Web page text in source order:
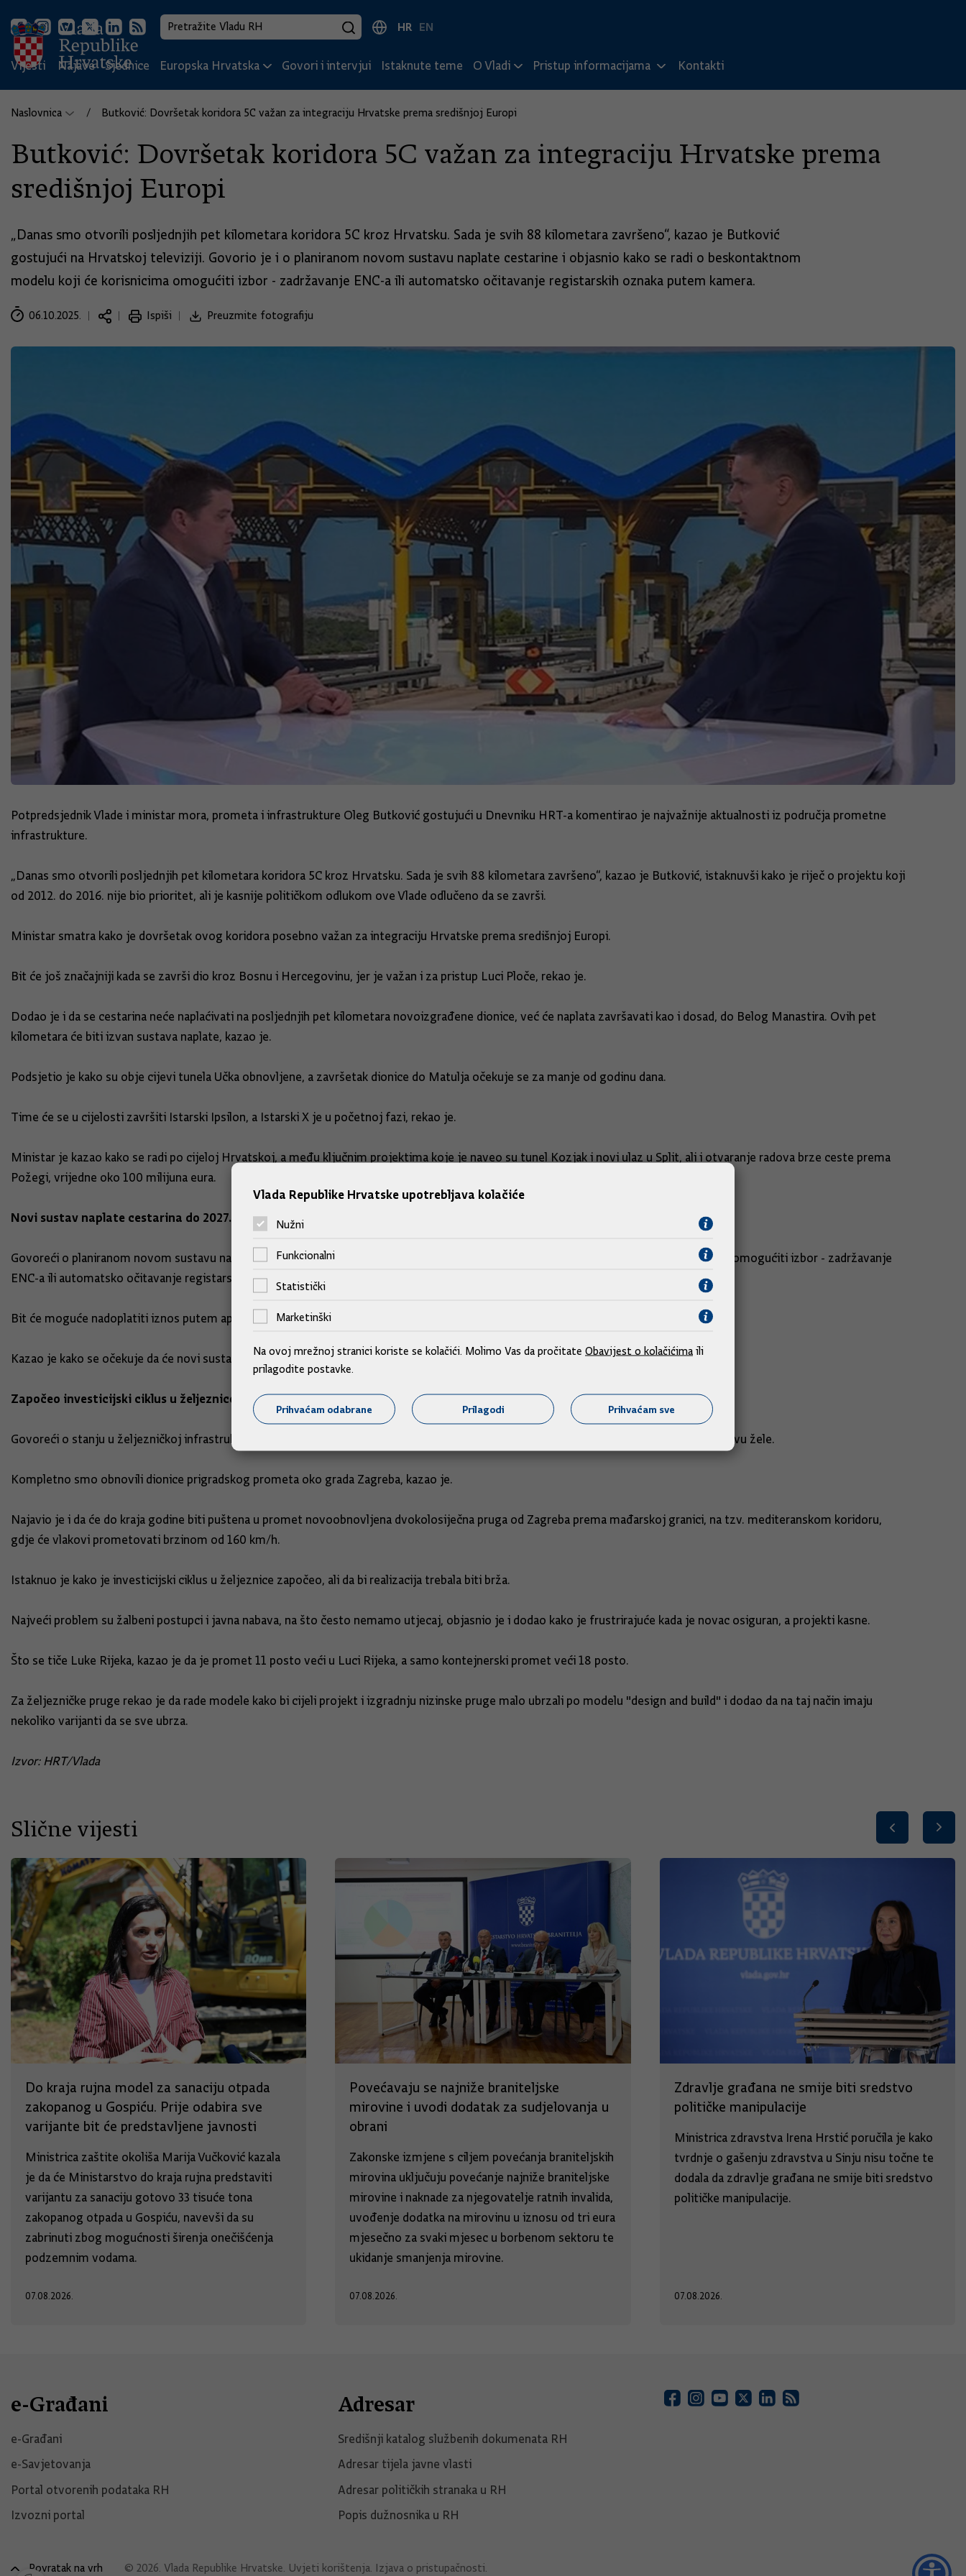
HR EN
Vijesti Najave Sjednice Europska Hrvatska Govori i intervjui Istaknute teme O Vladi Pristup informacijama Kontakti
Naslovnica Butković: Dovršetak koridora 5C važan za integraciju Hrvatske prema središnjoj Europi
Butković: Dovršetak koridora 5C važan za integraciju Hrvatske prema
središnjoj Europi
„Danas smo otvorili posljednjih pet kilometara koridora 5C kroz Hrvatsku. Sada je svih 88 kilometara završeno“, kazao je Butković
gostujući na Hrvatskoj televiziji. Govorio je i o planiranom novom sustavu naplate cestarine i objasnio kako se radi o beskontaktnom
modelu koji će korisnicima omogućiti izbor - zadržavanje ENC-a ili automatsko očitavanje registarskih oznaka putem kamera.
06.10.2025. Ispiši Preuzmite fotografiju
Potpredsjednik Vlade i ministar mora, prometa i infrastrukture Oleg Butković gostujući u Dnevniku HRT-a komentirao je najvažnije aktualnosti iz područja prometne
infrastrukture.
„Danas smo otvorili posljednjih pet kilometara koridora 5C kroz Hrvatsku. Sada je svih 88 kilometara završeno“, kazao je Butković, istaknuvši kako je riječ o projektu koji
od 2012. do 2016. nije bio prioritet, ali je kasnije političkom odlukom ove Vlade odlučeno da se završi.
Ministar smatra kako je dovršetak ovog koridora posebno važan za integraciju Hrvatske prema središnjoj Europi.
Bit će još značajniji kada se završi dio kroz Bosnu i Hercegovinu, jer je važan i za pristup Luci Ploče, rekao je.
Dodao je i da se cestarina neće naplaćivati na posljednjih pet kilometara novoizgrađene dionice, već će naplata završavati kao i dosad, do Belog Manastira. Ovih pet
kilometara će biti izvan sustava naplate, kazao je.
Podsjetio je kako su obje cijevi tunela Učka obnovljene, a završetak dionice do Matulja očekuje se za manje od godinu dana.
Time će se u cijelosti završiti Istarski Ipsilon, a Istarski X je u početnoj fazi, rekao je.
Ministar je kazao kako se radi po cijeloj Hrvatskoj, a među ključnim projektima koje je naveo su tunel Kozjak i novi ulaz u Split, ali i otvaranje radova brze ceste prema
Požegi, vrijedne oko 100 milijuna eura.
Novi sustav naplate cestarina do 2027.
Govoreći o planiranom novom sustavu naplate cestarine, Butković je pojasnio kako se radi o beskontaktnom modelu koji će korisnicima omogućiti izbor - zadržavanje
ENC-a ili automatsko očitavanje registarskih oznaka putem kamera.
Bit će moguće nadoplatiti iznos putem aplikacije, interneta ili na prodajnim mjestima, najvjerojatnije na benzinskim postajama, rekao je.
Kazao je kako se očekuje da će novi sustav u potpunosti zaživjeti početkom 2027. godine.
Započeo investicijski ciklus u željeznice
Govoreći o stanju u željezničkoj infrastrukturi, ministar Butković istaknuo je da je napravljeno mnogo, ali da dinamika još nije onakva kakvu žele.
Kompletno smo obnovili dionice prigradskog prometa oko grada Zagreba, kazao je.
Najavio je i da će do kraja godine biti puštena u promet novoobnovljena dvokolosiječna pruga od Zagreba prema mađarskoj granici, na tzv. mediteranskom koridoru,
gdje će vlakovi prometovati brzinom od 160 km/h.
Istaknuo je kako je investicijski ciklus u željeznice započeo, ali da bi realizacija trebala biti brža.
Najveći problem su žalbeni postupci i javna nabava, na što često nemamo utjecaj, objasnio je i dodao kako je frustrirajuće kada je novac osiguran, a projekti kasne.
Što se tiče Luke Rijeka, kazao je da je promet 11 posto veći u Luci Rijeka, a samo kontejnerski promet veći 18 posto.
Za željezničke pruge rekao je da rade modele kako bi cijeli projekt i izgradnju nizinske pruge malo ubrzali po modelu "design and build" i dodao da na taj način imaju
nekoliko varijanti da se sve ubrza.
Izvor: HRT/Vlada
Slične vijesti
Do kraja rujna model za sanaciju otpada
zakopanog u Gospiću. Prije odabira sve
varijante bit će predstavljene javnosti
Ministrica zaštite okoliša Marija Vučković kazala
je da će Ministarstvo do kraja rujna predstaviti
varijantu za sanaciju gotovo 33 tisuće tona
zakopanog otpada u Gospiću, navevši da su
zabrinuti zbog mogućnosti širenja onečišćenja
podzemnim vodama.
07.08.2026.
Povećavaju se najniže braniteljske
mirovine i uvodi dodatak za sudjelovanja u
obrani
Zakonske izmjene s ciljem povećanja braniteljskih
mirovina uključuju povećanje najniže braniteljske
mirovine i naknade za njegovatelje ratnih invalida,
uvođenje dodatka na mirovinu u iznosu od tri eura
mjesečno za svaki mjesec u borbenom sektoru te
ukidanje smanjenja mirovine.
07.08.2026.
Zdravlje građana ne smije biti sredstvo
političke manipulacije
Ministrica zdravstva Irena Hrstić poručila je kako
tvrdnje o gašenju zdravstva u Sinju nisu točne te
dodala da zdravlje građana ne smije biti sredstvo
političke manipulacije.
07.08.2026.
e-Građani
e-Građani
e-Savjetovanja
Portal otvorenih podataka RH
Izvozni portal
Adresar
Središnji katalog službenih dokumenata RH
Adresar tijela javne vlasti
Adresar političkih stranaka u RH
Popis dužnosnika u RH
Povratak na vrh © 2026. Vlada Republike Hrvatske. Uvjeti korištenja Izjava o pristupačnosti
Vlada Republike Hrvatske upotrebljava kolačiće
Nužni
Funkcionalni
Statistički
Marketinški
Na ovoj mrežnoj stranici koriste se kolačići. Molimo Vas da pročitate Obavijest o kolačićima ili
prilagodite postavke.
Prihvaćam odabrane Prilagodi Prihvaćam sve